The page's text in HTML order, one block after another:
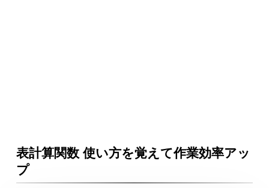
表計算関数 使い方を覚えて作業効率アッ
プ